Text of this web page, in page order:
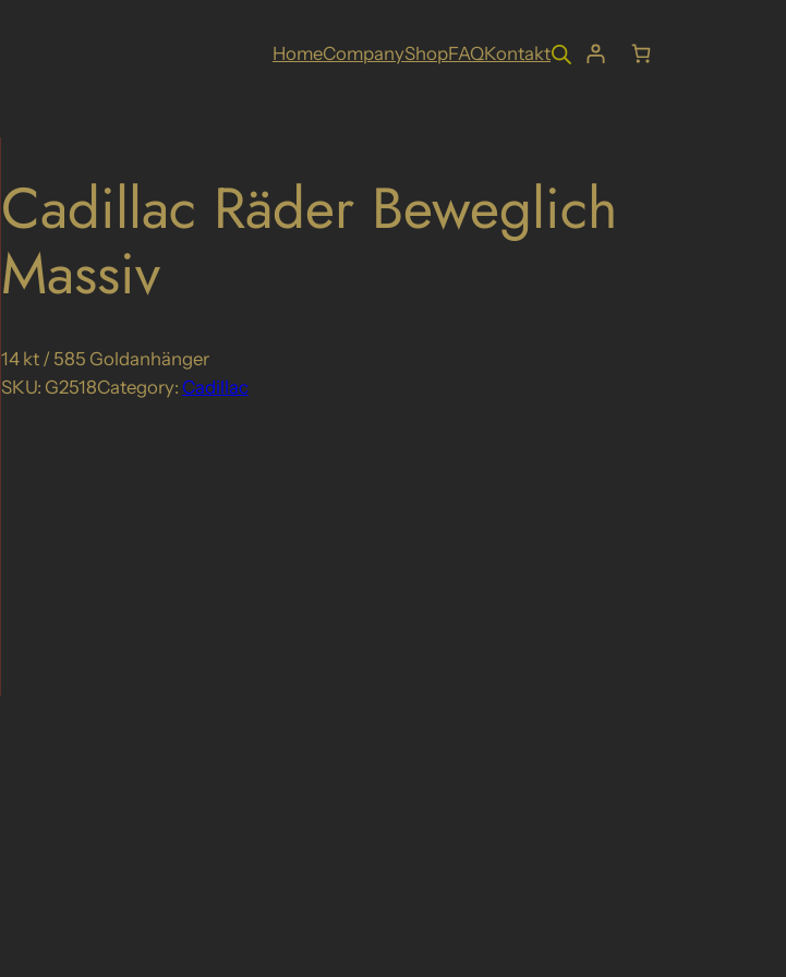
HomeCompanyShopFAQKontakt
Cadillac Räder Beweglich
Massiv
14 kt / 585 Goldanhänger
SKU: G2518Category: Cadillac